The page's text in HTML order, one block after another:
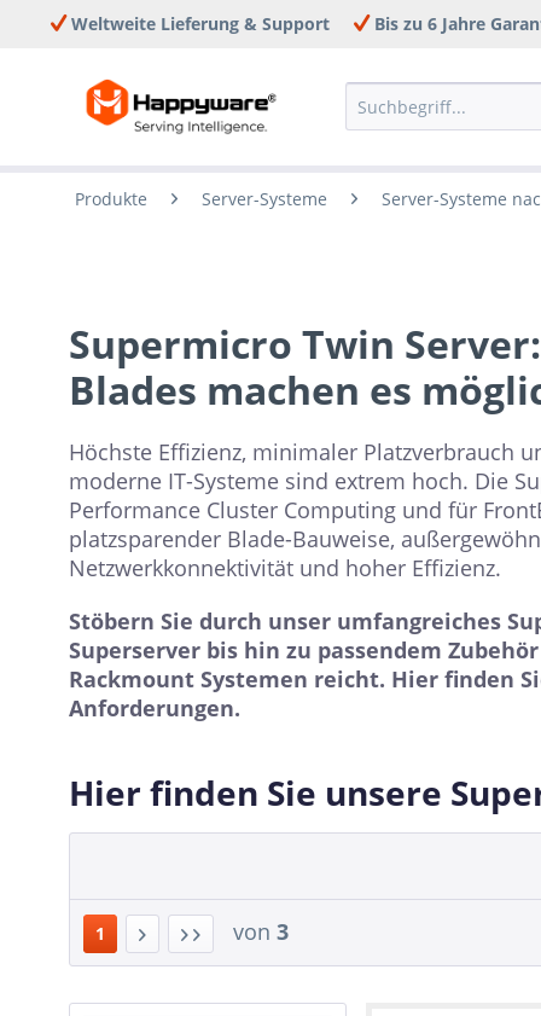
Weltweite Lieferung & Support Bis zu 6 Jahre
Produkte Server-Systeme Server-Systeme
Supermicro Twin
Blades machen es
Höchste Effizienz, minimaler Platzverbrauch
moderne IT-Systeme sind extrem hoch. Die
Performance Cluster Computing und für
platzsparender Blade-Bauweise,
Netzwerkkonnektivität und hoher Effizienz.
Stöbern Sie durch unser umfangreiches
Superserver bis hin zu passendem Zubehör
Rackmount Systemen reicht. Hier finden
Anforderungen.
Hier finden Sie unsere
1 von 3